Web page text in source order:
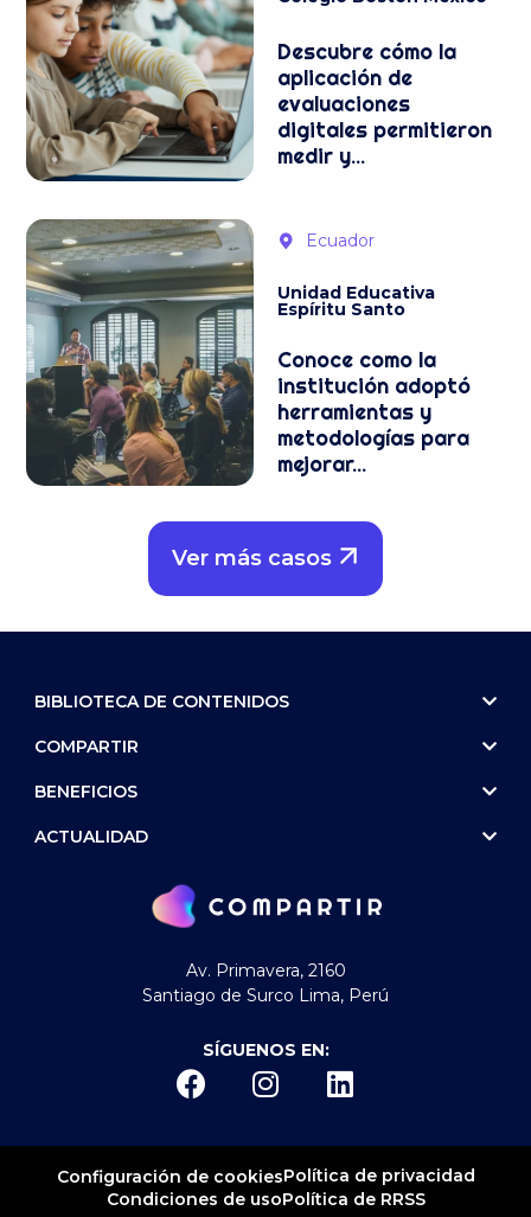
Descubre cómo la
aplicación de
evaluaciones
digitales permitieron
medir y...
Ecuador
Unidad Educativa
Espíritu Santo
Conoce como la
institución adoptó
herramientas y
metodologías para
mejorar...
Ver más casos
BIBLIOTECA DE CONTENIDOS
Av. Primavera, 2160
Santiago de Surco Lima, Perú
SÍGUENOS EN:
COMPARTIR
BENEFICIOS
ACTUALIDAD
Configuración de cookiesPolítica de privacidad
Condiciones de usoPolítica de RRSS